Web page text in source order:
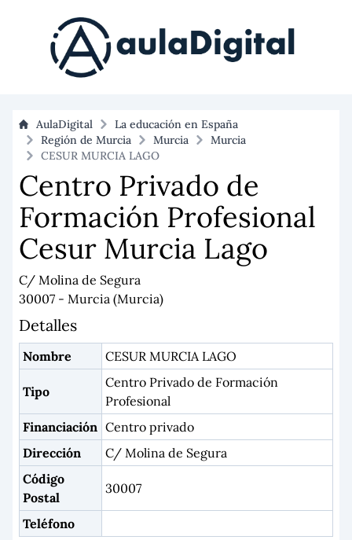
AulaDigital
La educación en España
Región de Murcia
Murcia
Murcia
CESUR MURCIA LAGO
Centro Privado de
Formación Profesional
Cesur Murcia Lago
C/ Molina de Segura
30007 - Murcia (Murcia)
Detalles
Nombre CESUR MURCIA LAGO
Tipo
Centro Privado de Formación
Profesional
Financiación Centro privado
Dirección
C/ Molina de Segura
Código
Postal
30007
Teléfono